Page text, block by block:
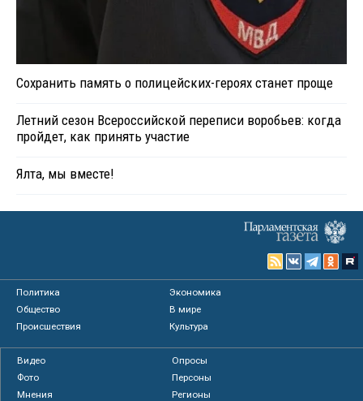
Сохранить память о полицейских-героях станет проще
Летний сезон Всероссийской переписи воробьев: когда
пройдет, как принять участие
Ялта, мы вместе!
Политика
Экономика
Общество
В мире
Происшествия
Культура
Видео
Опросы
Фото
Персоны
Мнения
Регионы